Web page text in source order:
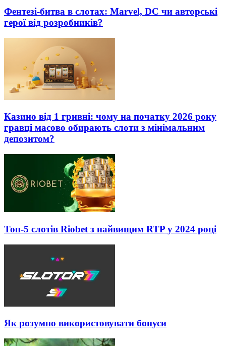
Фентезі-битва в слотах: Marvel, DC чи авторські
герої від розробників?
Казино від 1 гривні: чому на початку 2026 року
гравці масово обирають слоти з мінімальним
депозитом?
Топ-5 слотів Riobet з найвищим RTP у 2024 році
Як розумно використовувати бонуси